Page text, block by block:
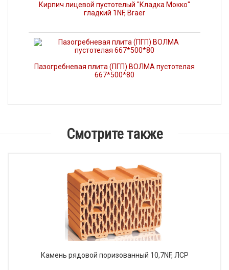
Кирпич лицевой пустотелый "Кладка Мокко"
гладкий 1NF, Braer
Пазогребневая плита (ПГП) ВОЛМА пустотелая
667*500*80
Смотрите также
Камень рядовой поризованный 10,7NF, ЛСР